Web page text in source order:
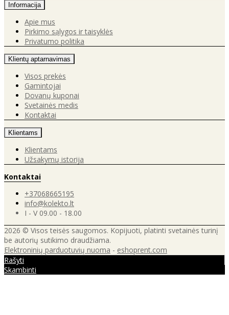
Informacija
Apie mus
Pirkimo sąlygos ir taisyklės
Privatumo politika
Klientų aptarnavimas
Visos prekės
Gamintojai
Dovanų kuponai
Svetainės medis
Kontaktai
Klientams
Klientams
Užsakymų istorija
Kontaktai
+37068665195
info@kolekto.lt
I - V 09.00 - 18.00
2026 © Visos teisės saugomos. Kopijuoti, platinti svetainės turinį
be autorių sutikimo draudžiama.
Elektroninių parduotuvių nuoma - eshoprent.com
Rašyti
Skambinti